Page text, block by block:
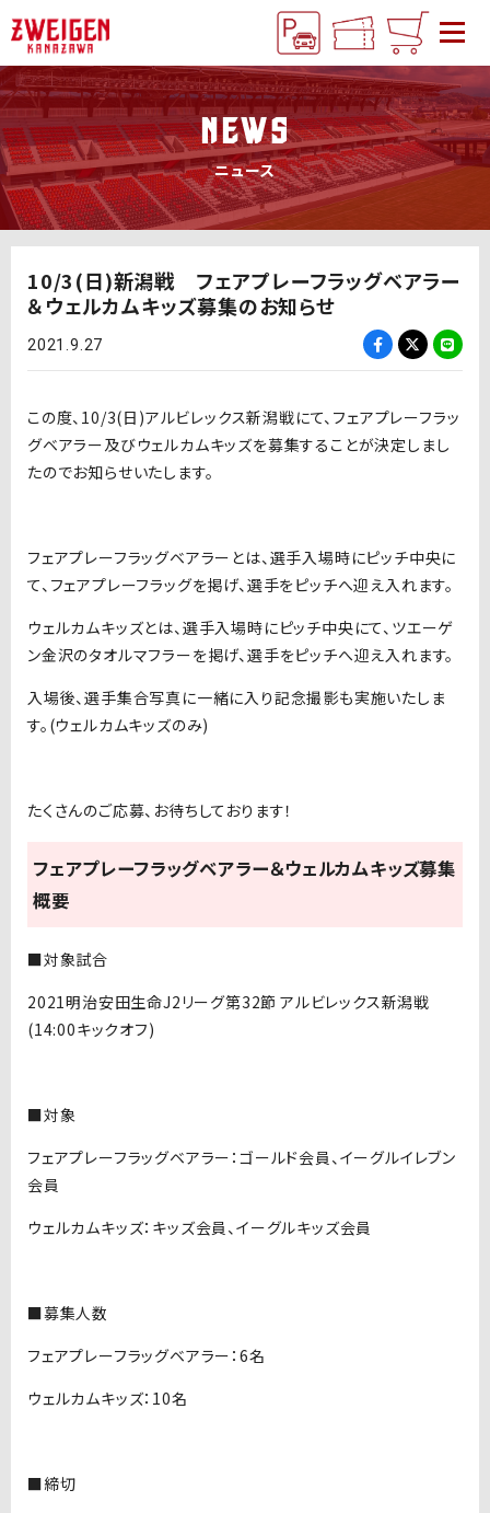
NEWS
ニュース
10/3(日)新潟戦 フェアプレーフラッグベアラー
＆ウェルカムキッズ募集のお知らせ
2021.9.27
この度、10/3(日)アルビレックス新潟戦にて、フェアプレーフラッ
グベアラー及びウェルカムキッズを募集することが決定しまし
たのでお知らせいたします。
フェアプレーフラッグベアラーとは、選手入場時にピッチ中央に
て、フェアプレーフラッグを掲げ、選手をピッチへ迎え入れます。
ウェルカムキッズとは、選手入場時にピッチ中央にて、ツエーゲ
ン金沢のタオルマフラーを掲げ、選手をピッチへ迎え入れます。
入場後、選手集合写真に一緒に入り記念撮影も実施いたしま
す。(ウェルカムキッズのみ)
たくさんのご応募、お待ちしております！
フェアプレーフラッグベアラー＆ウェルカムキッズ募集
概要
■対象試合
2021明治安田生命J2リーグ第32節 アルビレックス新潟戦
(14:00キックオフ)
■対象
フェアプレーフラッグベアラー：ゴールド会員、イーグルイレブン
会員
ウェルカムキッズ：キッズ会員、イーグルキッズ会員
■募集人数
フェアプレーフラッグベアラー：6名
ウェルカムキッズ：10名
■締切